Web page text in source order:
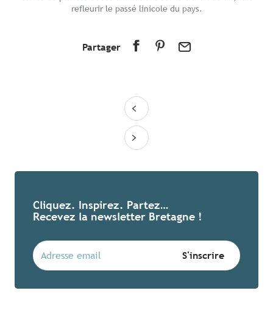
refleurir le passé linicole du pays.
Partager
Cliquez. Inspirez. Partez…
Recevez la newsletter Bretagne !